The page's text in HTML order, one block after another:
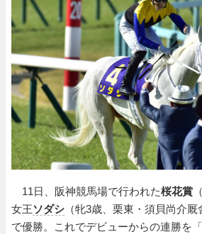
11日、阪神競馬場で行われた桜花賞
女王ソダシ （牝3歳、栗東・須貝尚介
で優勝。これでデビューからの連勝を